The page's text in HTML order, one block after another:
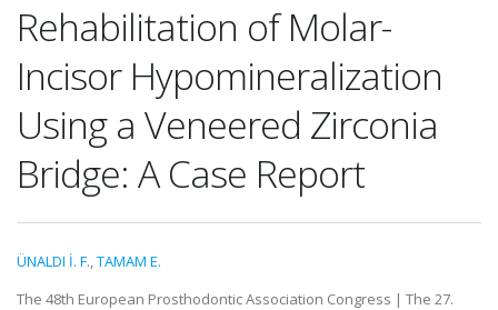
Rehabilitation of Molar-
Incisor Hypomineralization
Using a Veneered Zirconia
Bridge: A Case Report
ÜNALDI İ. F.,TAMAM E.
The 48th European Prosthodontic Association Congress | The 27.